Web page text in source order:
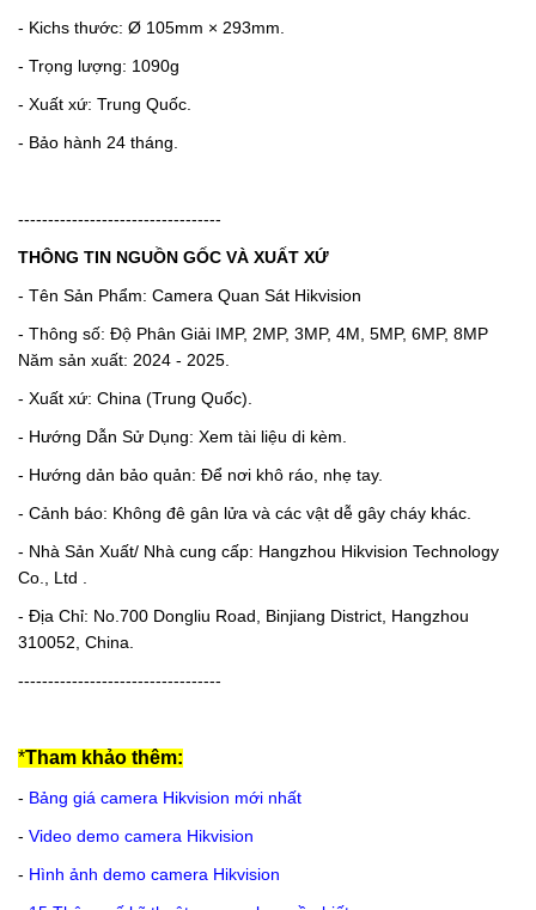
- Kichs thước: Ø 105mm × 293mm.
- Trọng lượng: 1090g
- Xuất xứ: Trung Quốc.
- Bảo hành 24 tháng.
----------------------------------
THÔNG TIN NGUỒN GỐC VÀ XUẤT XỨ
- Tên Sản Phẩm: Camera Quan Sát Hikvision
- Thông số: Độ Phân Giải IMP, 2MP, 3MP, 4M, 5MP, 6MP, 8MP
Năm sản xuất: 2024 - 2025.
- Xuất xứ: China (Trung Quốc).
- Hướng Dẫn Sử Dụng: Xem tài liệu di kèm.
- Hướng dản bảo quản: Để nơi khô ráo, nhẹ tay.
- Cảnh báo: Không đê gân lửa và các vật dễ gây cháy khác.
- Nhà Sản Xuất/ Nhà cung cấp: Hangzhou Hikvision Technology
Co., Ltd .
- Địa Chỉ: No.700 Dongliu Road, Binjiang District, Hangzhou
310052, China.
----------------------------------
*Tham khảo thêm:
- Bảng giá camera Hikvision mới nhất
- Video demo camera Hikvision
- Hình ảnh demo camera Hikvision